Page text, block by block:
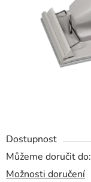
Dostupnost
Můžeme doručit do:
Možnosti doručení
hvězdiček.